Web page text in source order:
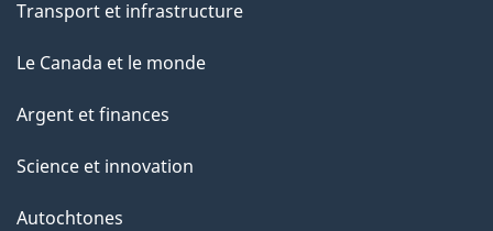
Transport et infrastructure
Le Canada et le monde
Argent et finances
Science et innovation
Autochtones